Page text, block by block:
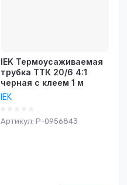
IEK Термоусаживаемая
трубка ТТК 20/6 4:1
черная с клеем 1 м
IEK
Артикул: P-0956843